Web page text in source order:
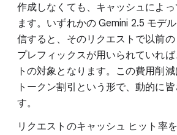
作成しなくても、キャッシュによ
ます。いずれかの Gemini 2.5 モデ
信すると、そのリクエストで以前
プレフィックスが用いられていれ
トの対象となります。この費用削
トークン割引という形で、動的に
す。
リクエストのキャッシュ ヒット率